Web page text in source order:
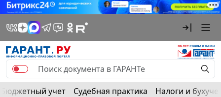
Бюджетный учет Судебная практика Налоги и